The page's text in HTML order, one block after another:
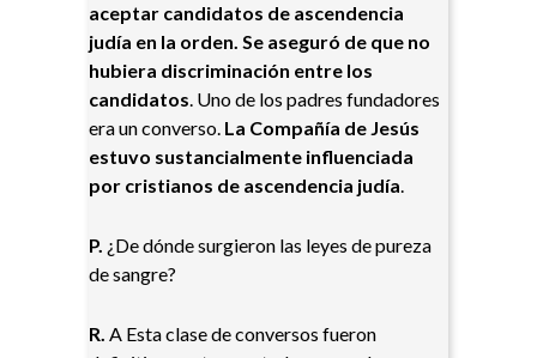
aceptar candidatos de ascendencia
judía en la orden. Se aseguró de que no
hubiera discriminación entre los
candidatos. Uno de los padres fundadores
era un converso. La Compañía de Jesús
estuvo sustancialmente influenciada
por cristianos de ascendencia judía.
P. ¿De dónde surgieron las leyes de pureza
de sangre?
R. A Esta clase de conversos fueron